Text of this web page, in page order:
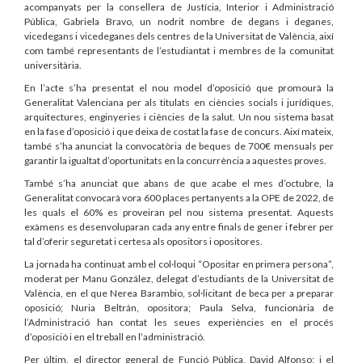
acompanyats per la consellera de Justícia, Interior i Administració
Pública, Gabriela Bravo, un nodrit nombre de degans i deganes,
vicedegans i vicedeganes dels centres de la Universitat de València, així
com també representants de l’estudiantat i membres de la comunitat
universitària.
En l’acte s’ha presentat el nou model d’oposició que promourà la
Generalitat Valenciana per als titulats en ciències socials i jurídiques,
arquitectures, enginyeries i ciències de la salut. Un nou sistema basat
en la fase d’oposició i que deixa de costat la fase de concurs. Així mateix,
també s’ha anunciat la convocatòria de beques de 700€ mensuals per
garantir la igualtat d’oportunitats en la concurrència a aquestes proves.
També s’ha anunciat que abans de que acabe el mes d’octubre, la
Generalitat convocarà vora 600 places pertanyents a la OPE de 2022, de
les quals el 60% es proveiran pel nou sistema presentat. Aquests
exàmens es desenvoluparan cada any entre finals de gener i febrer per
tal d’oferir seguretat i certesa als opositors i opositores.
La jornada ha continuat amb el col·loqui “Opositar en primera persona”,
moderat per Manu González, delegat d’estudiants de la Universitat de
València, en el que Nerea Barambio, sol·licitant de beca per a preparar
oposició; Nuria Beltrán, opositora; Paula Selva, funcionària de
l’Administració han contat les seues experiències en el procés
d’oposició i en el treball en l’administració.
Per últim, el director general de Funció Pública, David Alfonso; i el